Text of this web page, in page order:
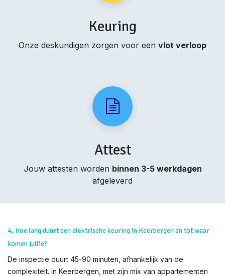
Keuring
Onze deskundigen zorgen voor een vlot verloop
Attest
Jouw attesten worden binnen 3-5 werkdagen
afgeleverd
4. Hoe lang duurt een elektrische keuring in Keerbergen en tot waar
komen jullie?
De inspectie duurt 45-90 minuten, afhankelijk van de
complexiteit. In Keerbergen, met zijn mix van appartementen